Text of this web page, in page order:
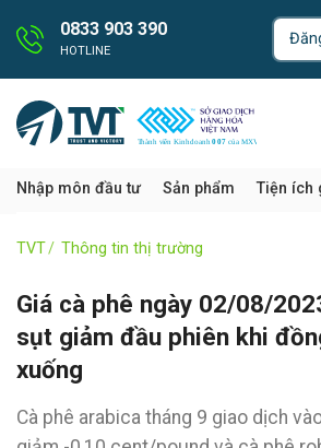
0833 903 390
HOTLINE
Nhập môn đầu tư Sản phẩm Tiện ích
TVT Thông tin thị trường
Giá cà phê ngày 02/08/
sụt giảm đầu phiên khi
xuống
Cà phê arabica tháng 9 giao dịch